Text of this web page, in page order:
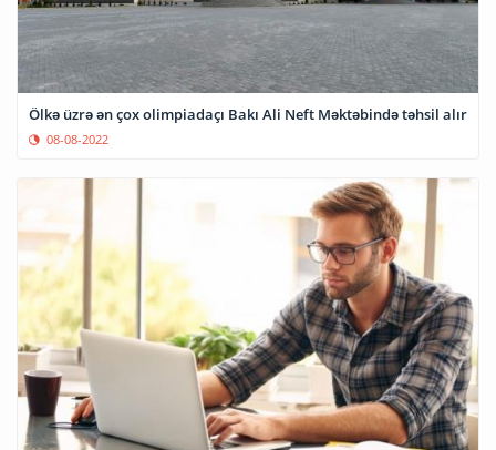
Ölkə üzrə ən çox olimpiadaçı Bakı Ali Neft Məktəbində təhsil alır
08-08-2022